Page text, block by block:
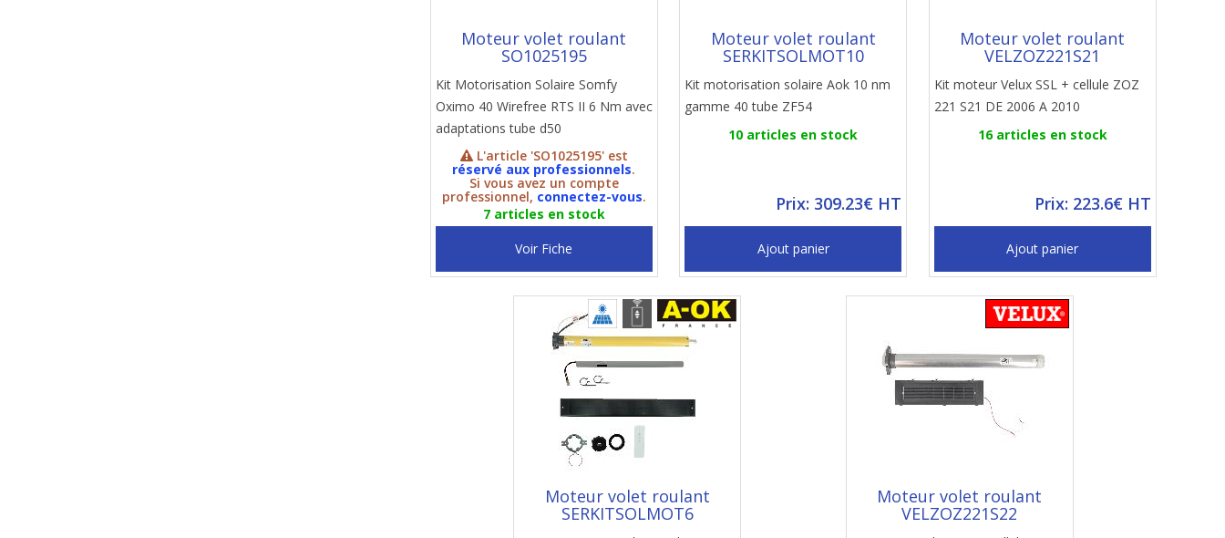
Moteur volet roulant
SO1025195
Kit Motorisation Solaire Somfy
Oximo 40 Wirefree RTS II 6 Nm avec
adaptations tube d50
L'article 'SO1025195' est
réservé aux professionnels.
Si vous avez un compte
professionnel, connectez-vous.
7 articles en stock
Voir Fiche
Moteur volet roulant
SERKITSOLMOT10
Kit motorisation solaire Aok 10 nm
gamme 40 tube ZF54
10 articles en stock
Prix: 309.23€ HT
Ajout panier
Moteur volet roulant
VELZOZ221S21
Kit moteur Velux SSL + cellule ZOZ
221 S21 DE 2006 A 2010
16 articles en stock
Prix: 223.6€ HT
Ajout panier
Moteur volet roulant
SERKITSOLMOT6
Moteur volet roulant
VELZOZ221S22